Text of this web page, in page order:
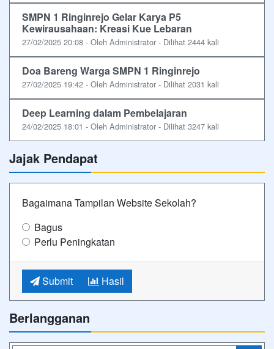
SMPN 1 Ringinrejo Gelar Karya P5
Kewirausahaan: Kreasi Kue Lebaran
27/02/2025 20:08 - Oleh Administrator - Dilihat 2444 kali
Doa Bareng Warga SMPN 1 Ringinrejo
27/02/2025 19:42 - Oleh Administrator - Dilihat 2031 kali
Deep Learning dalam Pembelajaran
24/02/2025 18:01 - Oleh Administrator - Dilihat 3247 kali
Jajak Pendapat
Bagaimana Tampilan Website Sekolah?
Bagus
Perlu Peningkatan
Submit Hasil
Berlangganan